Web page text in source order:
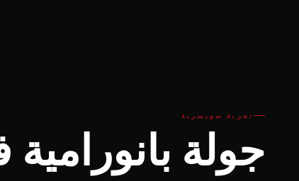
تجربة سويسرية
جولة